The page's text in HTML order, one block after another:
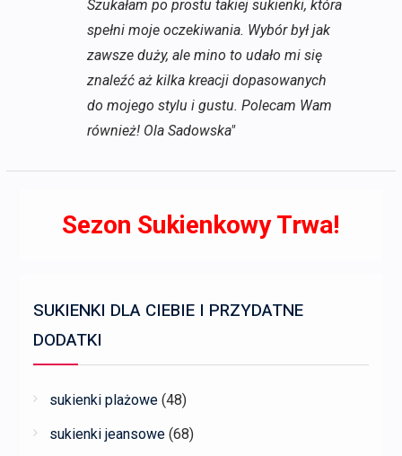
Szukałam po prostu takiej sukienki, która
spełni moje oczekiwania. Wybór był jak
zawsze duży, ale mino to udało mi się
znaleźć aż kilka kreacji dopasowanych
do mojego stylu i gustu. Polecam Wam
również! Ola Sadowska"
Sezon Sukienkowy Trwa!
SUKIENKI DLA CIEBIE I PRZYDATNE
DODATKI
sukienki plażowe (48)
sukienki jeansowe (68)